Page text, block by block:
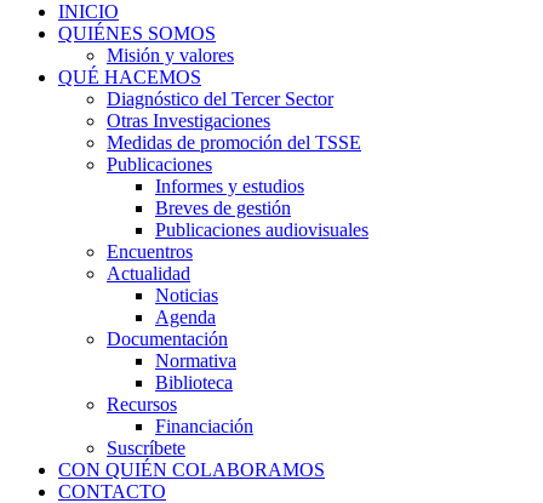
INICIO
QUIÉNES SOMOS
Misión y valores
QUÉ HACEMOS
Diagnóstico del Tercer Sector
Otras Investigaciones
Medidas de promoción del TSSE
Publicaciones
Informes y estudios
Breves de gestión
Publicaciones audiovisuales
Encuentros
Actualidad
Noticias
Agenda
Documentación
Normativa
Biblioteca
Recursos
Financiación
Suscríbete
CON QUIÉN COLABORAMOS
CONTACTO